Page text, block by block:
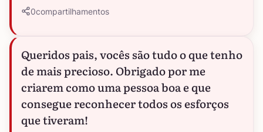
0compartilhamentos
Queridos pais, vocês são tudo o que tenho
de mais precioso. Obrigado por me
criarem como uma pessoa boa e que
consegue reconhecer todos os esforços
que tiveram!